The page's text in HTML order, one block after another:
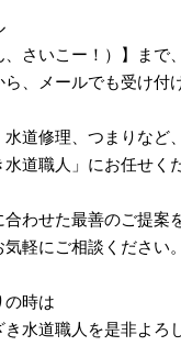
、さいこー！）】まで
、メールでも受け付
道修理、つまりなど、
道職人」にお任せく
わせた最善のご提案
軽にご相談ください。
の時は
水道職人を是非よろ